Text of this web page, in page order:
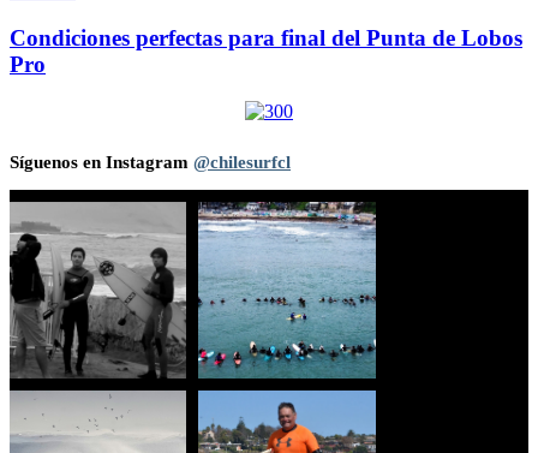
Condiciones perfectas para final del Punta de Lobos
Pro
Síguenos en Instagram @chilesurfcl